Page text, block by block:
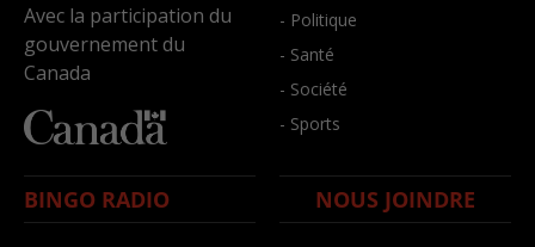
Avec la participation du
gouvernement du
Canada
- Politique
- Santé
- Société
- Sports
BINGO RADIO NOUS JOINDRE